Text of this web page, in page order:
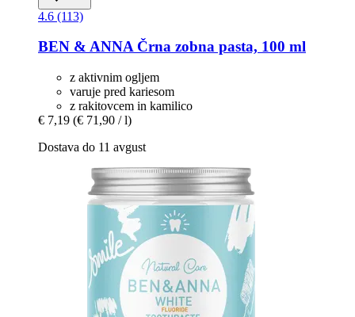
4.6 (113)
BEN & ANNAČrna zobna pasta, 100 ml
z aktivnim ogljem
varuje pred kariesom
z rakitovcem in kamilico
€ 7,19 (€ 71,90 / l)
Dostava do 11 avgust